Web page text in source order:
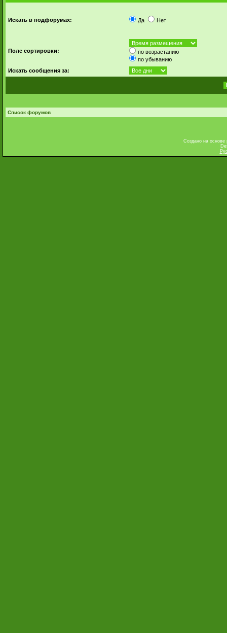
Искать в подфорумах: Да Нет
Поле сортировки:
по возрастанию
по убыванию
Искать сообщения за:
Список форумов
Создано на основе